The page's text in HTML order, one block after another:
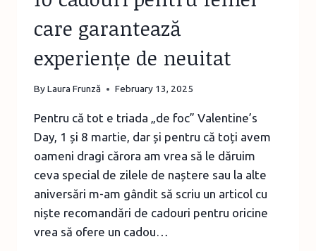
care garantează
experiențe de neuitat
ByLaura Frunză February 13, 2025
Pentru că tot e triada „de foc” Valentine’s
Day, 1 și 8 martie, dar și pentru că toți avem
oameni dragi cărora am vrea să le dăruim
ceva special de zilele de naștere sau la alte
aniversări m-am gândit să scriu un articol cu
niște recomandări de cadouri pentru oricine
vrea să ofere un cadou…